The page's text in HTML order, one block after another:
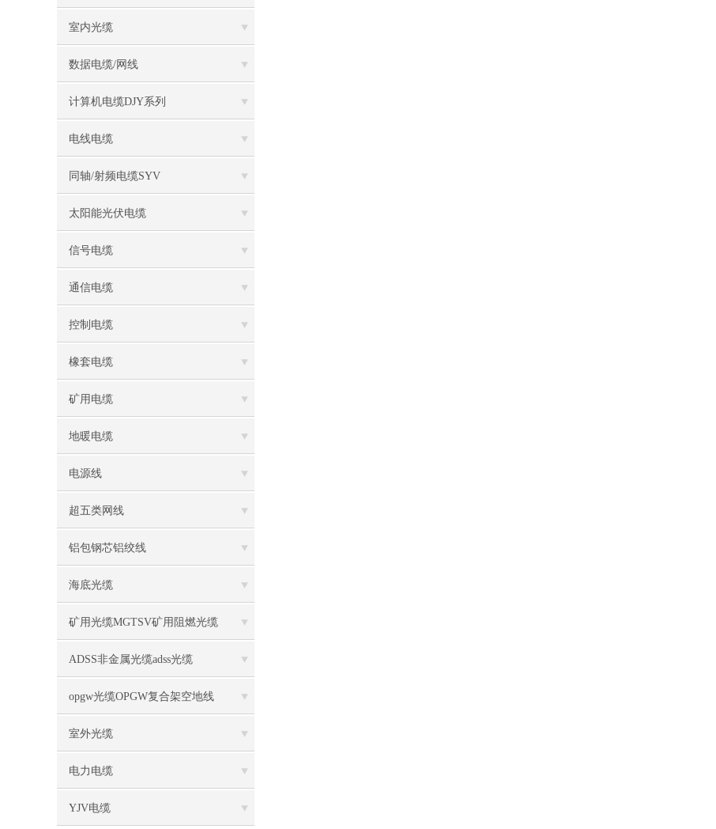
室内光缆
数据电缆/网线
计算机电缆DJY系列
电线电缆
同轴/射频电缆SYV
太阳能光伏电缆
信号电缆
通信电缆
控制电缆
橡套电缆
矿用电缆
地暖电缆
电源线
超五类网线
铝包钢芯铝绞线
海底光缆
矿用光缆MGTSV矿用阻燃光缆
ADSS非金属光缆adss光缆
opgw光缆OPGW复合架空地线
室外光缆
电力电缆
YJV电缆